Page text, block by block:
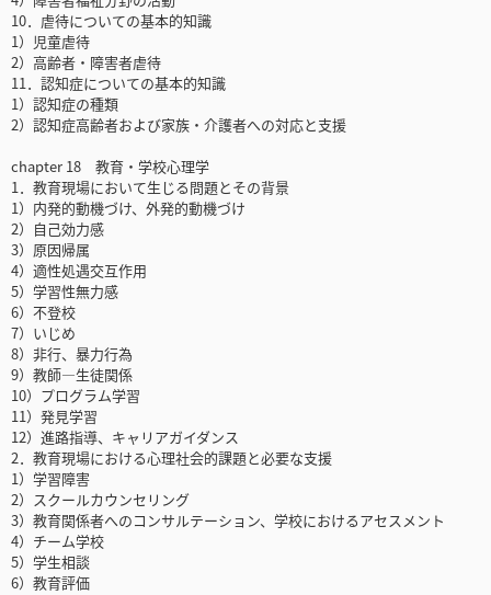
10．虐待についての基本的知識
1）児童虐待
2）高齢者・障害者虐待
11．認知症についての基本的知識
1）認知症の種類
2）認知症高齢者および家族・介護者への対応と支援
chapter 18 教育・学校心理学
1．教育現場において生じる問題とその背景
1）内発的動機づけ、外発的動機づけ
2）自己効力感
3）原因帰属
4）適性処遇交互作用
5）学習性無力感
6）不登校
7）いじめ
8）非行、暴力行為
9）教師―生徒関係
10）プログラム学習
11）発見学習
12）進路指導、キャリアガイダンス
2．教育現場における心理社会的課題と必要な支援
1）学習障害
2）スクールカウンセリング
3）教育関係者へのコンサルテーション、学校におけるアセスメント
4）チーム学校
5）学生相談
6）教育評価